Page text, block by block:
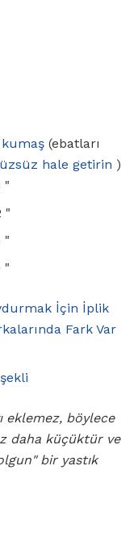
kumaş (ebatları
hale getirin )
"
"
"
"
İçin İplik
Fark Var
eklemez, böylece
daha küçüktür ve
bir yastık